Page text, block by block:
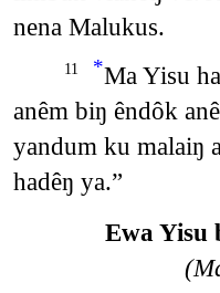
nena Malukus.
11 *Ma Yisu
anêm biŋ êndôk
yandum ku malaiŋ
hadêŋ ya.”
Ewa Yisu